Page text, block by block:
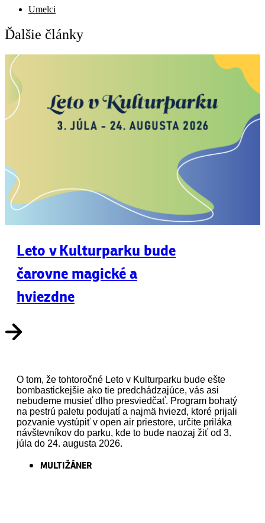
Umelci
Ďalšie články
Leto v Kulturparku bude
čarovne magické a
hviezdne
O tom, že tohtoročné Leto v Kulturparku bude ešte
bombastickejšie ako tie predchádzajúce, vás asi
nebudeme musieť dlho presviedčať. Program bohatý
na pestrú paletu podujatí a najmä hviezd, ktoré prijali
pozvanie vystúpiť v open air priestore, určite priláka
návštevníkov do parku, kde to bude naozaj žiť od 3.
júla do 24. augusta 2026.
MULTIŽÁNER